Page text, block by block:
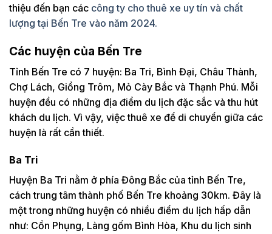
thiệu đến bạn các công ty cho thuê xe uy tín và chất
lượng tại Bến Tre vào năm 2024.
Các huyện của Bến Tre
Tỉnh Bến Tre có 7 huyện: Ba Tri, Bình Đại, Châu Thành,
Chợ Lách, Giồng Trôm, Mỏ Cày Bắc và Thạnh Phú. Mỗi
huyện đều có những địa điểm du lịch đặc sắc và thu hút
khách du lịch. Vì vậy, việc thuê xe để di chuyển giữa các
huyện là rất cần thiết.
Ba Tri
Huyện Ba Tri nằm ở phía Đông Bắc của tỉnh Bến Tre,
cách trung tâm thành phố Bến Tre khoảng 30km. Đây là
một trong những huyện có nhiều điểm du lịch hấp dẫn
như: Cồn Phụng, Làng gốm Bình Hòa, Khu du lịch sinh